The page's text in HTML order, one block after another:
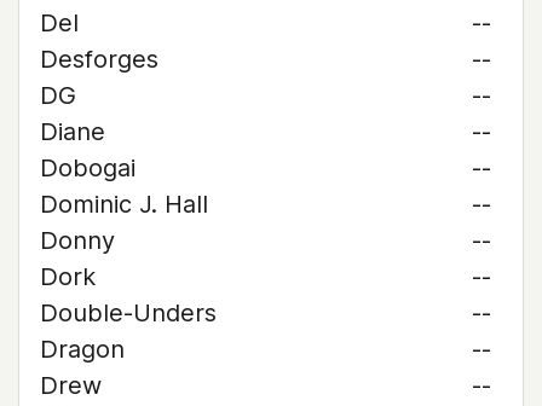
Del
--
Desforges
--
DG
--
Diane
--
Dobogai
--
Dominic J. Hall
--
Donny
--
Dork
--
Double-Unders
--
Dragon
--
Drew
--